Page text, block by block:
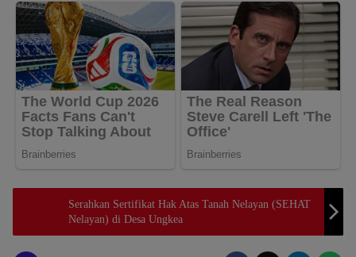
Serahkan Sertifikat Hak Atas Tanah Nelayan (SEHAT
Nelayan) di Desa Ungkea